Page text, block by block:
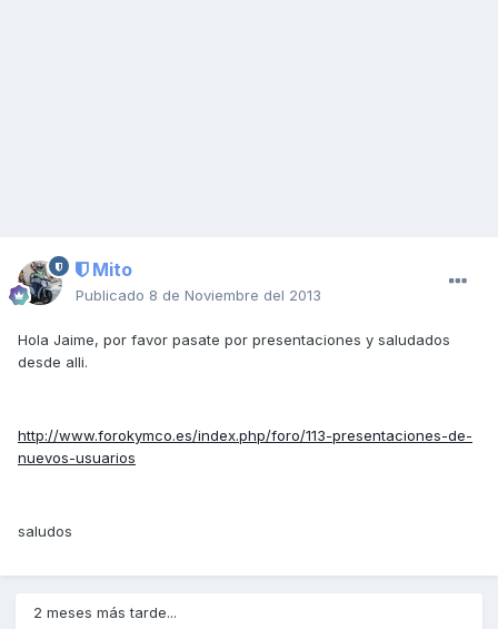
Mito
Publicado 8 de Noviembre del 2013
Hola Jaime, por favor pasate por presentaciones y saludados
desde alli.
http://www.forokymco.es/index.php/foro/113-presentaciones-de-
nuevos-usuarios
saludos
2 meses más tarde...